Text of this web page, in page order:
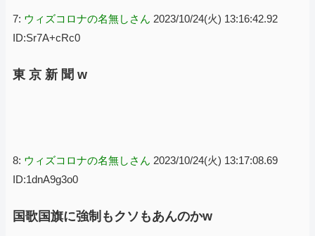
7: ウィズコロナの名無しさん 2023/10/24(火) 13:16:42.92
ID:Sr7A+cRc0
東 京 新 聞 w
8: ウィズコロナの名無しさん 2023/10/24(火) 13:17:08.69
ID:1dnA9g3o0
国歌国旗に強制もクソもあんのかw